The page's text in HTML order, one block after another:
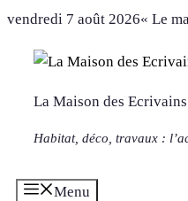
Aller
contenu
vendredi 7 août 2026« Le
La Maison des Ecrivains
Habitat, déco, travaux :
Menu